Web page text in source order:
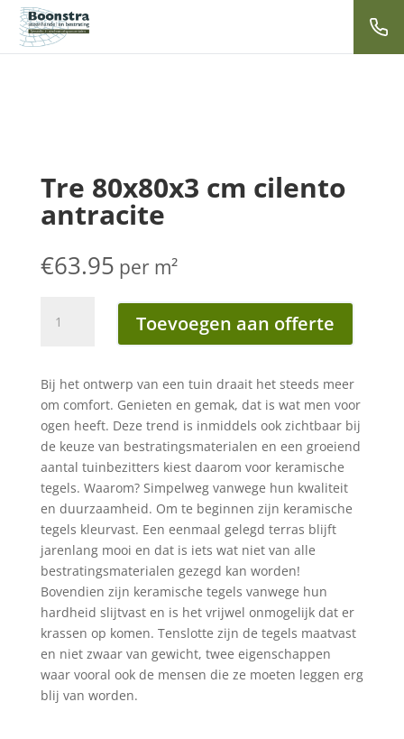
Tre 80x80x3 cm cilento
antracite
€63.95 per m²
80x80x3
antracite
aantal
Toevoegen aan offerte
Bij het ontwerp van een tuin draait het steeds meer
om comfort. Genieten en gemak, dat is wat men voor
ogen heeft. Deze trend is inmiddels ook zichtbaar bij
de keuze van bestratingsmaterialen en een groeiend
aantal tuinbezitters kiest daarom voor keramische
tegels. Waarom? Simpelweg vanwege hun kwaliteit
en duurzaamheid. Om te beginnen zijn keramische
tegels kleurvast. Een eenmaal gelegd terras blijft
jarenlang mooi en dat is iets wat niet van alle
bestratingsmaterialen gezegd kan worden!
Bovendien zijn keramische tegels vanwege hun
hardheid slijtvast en is het vrijwel onmogelijk dat er
krassen op komen. Tenslotte zijn de tegels maatvast
en niet zwaar van gewicht, twee eigenschappen
waar vooral ook de mensen die ze moeten leggen erg
blij van worden.